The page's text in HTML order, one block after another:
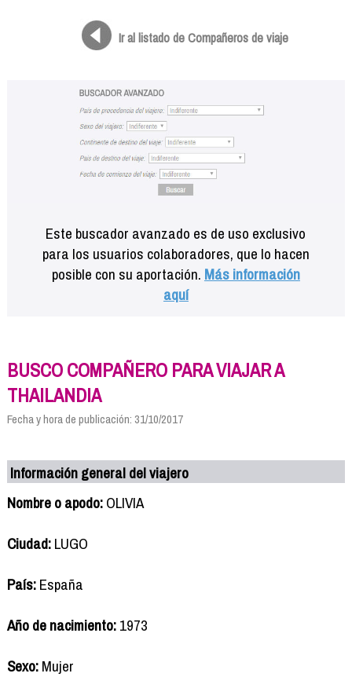
Ir al listado de Compañeros de viaje
Este buscador avanzado es de uso exclusivo
para los usuarios colaboradores, que lo hacen
posible con su aportación. Más información
aquí
BUSCO COMPAÑERO PARA VIAJAR A
THAILANDIA
Fecha y hora de publicación: 31/10/2017
Información general del viajero
Nombre o apodo:OLIVIA
Ciudad:LUGO
País:España
Año de nacimiento:1973
Sexo:Mujer